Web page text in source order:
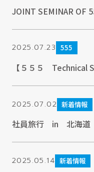
2025.07.23 555
【５５５ Technical
2025.07.02 新着情報
社員旅行 in 北海道
2025.05.14 新着情報